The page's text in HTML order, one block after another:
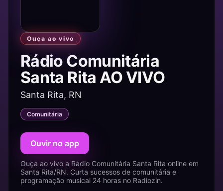
Ouça ao vivo
Rádio Comunitária
Santa Rita AO VIVO
Santa Rita, RN
Comunitária
Ouvir no app
Ouça ao vivo a Rádio Comunitária Santa Rita online em
Santa Rita/RN. Curta sucessos de comunitária e
programação musical 24 horas no Radiozin.